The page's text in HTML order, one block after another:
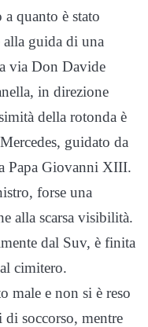
quanto è stato
guida di una
via Don Davide
in direzione
della rotonda è
guidato da
Papa Giovanni XIII.
forse una
alla scarsa visibilità.
dal Suv, è finita
cimitero.
male e non si è reso
di soccorso, mentre